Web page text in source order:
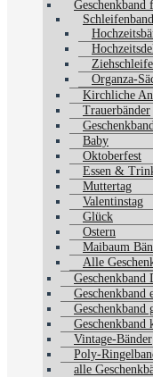
Geschenkband
Organza-
Kirchliche
Trauerbänder
Baby
Oktoberfest
Essen &
Muttertag
Valentinstag
Glück
Ostern
Maibaum
Alle
Geschenkband
Geschenkband
Geschenkband
Geschenkband
Vintage-Bänder
Poly-
alle